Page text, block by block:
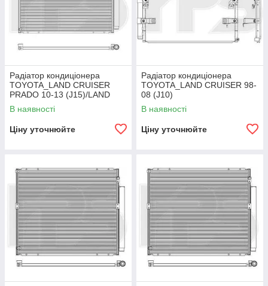
Радіатор кондиціонера
TOYOTA_LAND CRUISER
PRADO 10-13 (J15)/LAND
CRUISER PRADO 13-(J15)
В наявності
Ціну уточнюйте
Радіатор кондиціонера
TOYOTA_LAND CRUISER 98-
08 (J10)
В наявності
Ціну уточнюйте